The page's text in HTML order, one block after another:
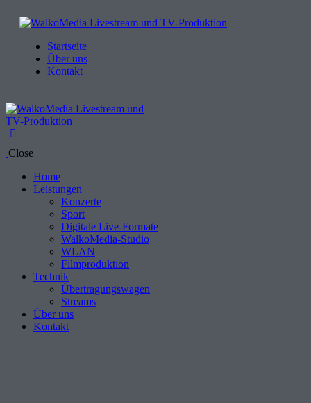
Startseite
Über uns
Kontakt
Close
Home
Leistungen
Konzerte
Sport
Digitale Live-Formate
WalkoMedia-Studio
WLAN
Filmproduktion
Technik
Übertragungswagen
Streams
Über uns
Kontakt